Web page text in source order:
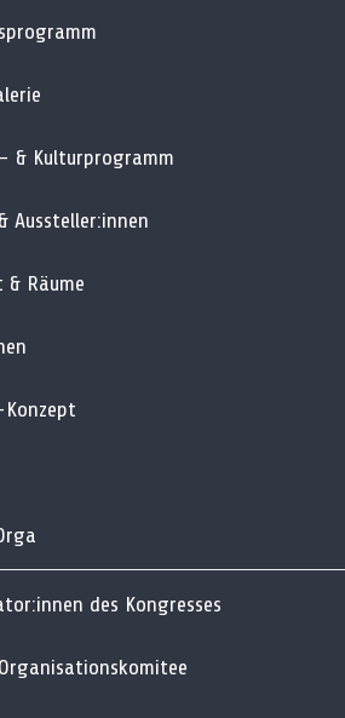
& Kulturprogramm
Aussteller:innen
Räume
des Kongresses